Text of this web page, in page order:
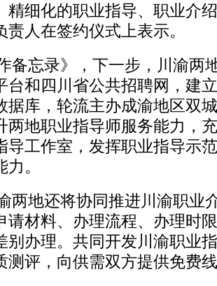
精细化的职业指导、职业介
人在签约仪式上表示。
备忘录》，下一步，川渝两
台和四川省公共招聘网，建
据库，轮流主办成渝地区双
两地职业指导师服务能力，
导工作室，发挥职业指导示
。
两地还将协同推进川渝职业
请材料、办理流程、办理时
别办理。共同开发川渝职业
测评，向供需双方提供免费